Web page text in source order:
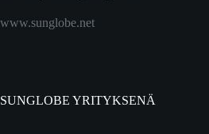
www.sunglobe.net
SUNGLOBE YRITYKSENÄ